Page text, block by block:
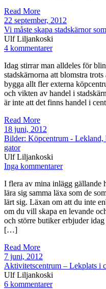
Read More
22 september, 2012
Vi måste skapa stadskärnor
Ulf Liljankoski
4 kommentarer
Idag stirrar man alldeles för
stadskärnorna att blomstra
bygga allt fler externa
och vikten av handel i
är inte att det finns handel i
Read More
18 juni, 2012
Bilder: Köpcentrum - Lekland,
gator
Ulf Liljankoski
Inga kommentarer
I flera av mina inlägg gällande
lära sig samma läxa som de
lärt sig. Läxan om att du inte
om du vill skapa en levande
och större butiker erbjuder
[…]
Read More
7 juni, 2012
Aktivitetscentrum – Lekplats i
Ulf Liljankoski
6 kommentarer